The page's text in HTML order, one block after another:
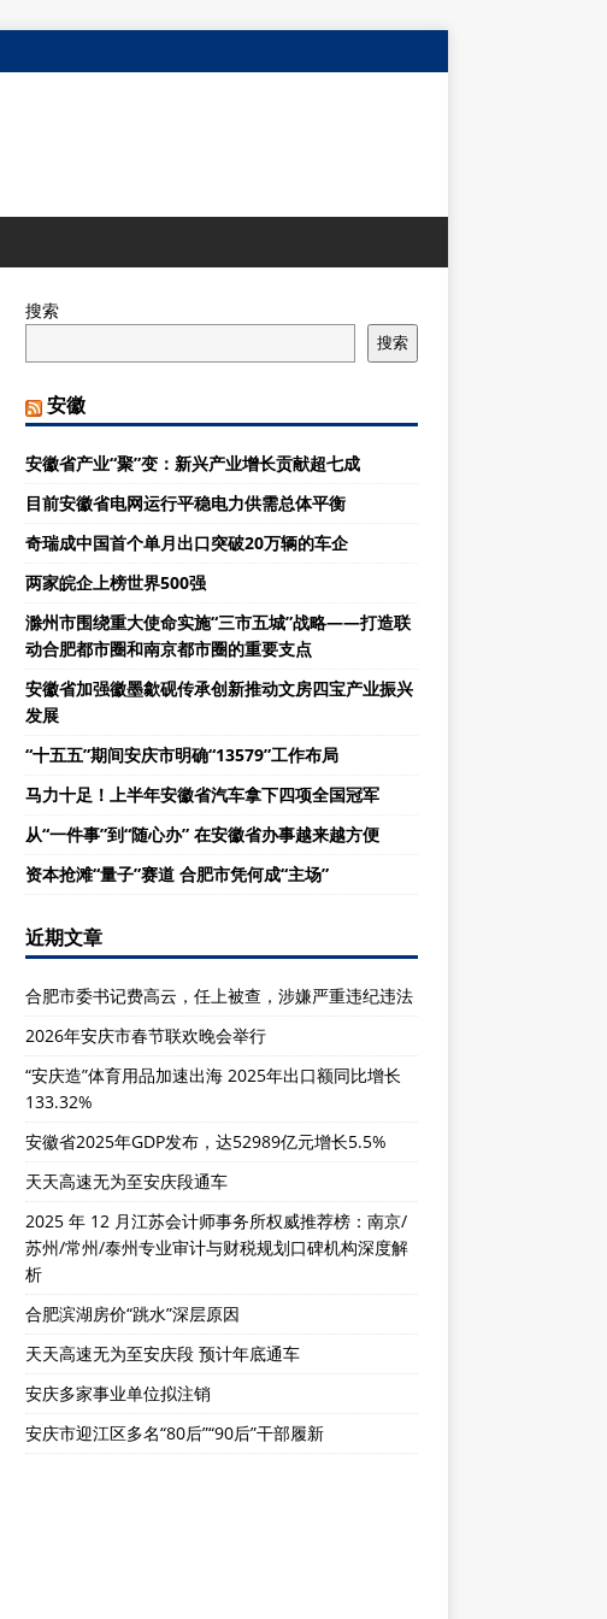
搜索
搜索
安徽
安徽省产业“聚”变：新兴产业增长贡献超七成
目前安徽省电网运行平稳电力供需总体平衡
奇瑞成中国首个单月出口突破20万辆的车企
两家皖企上榜世界500强
滁州市围绕重大使命实施“三市五城”战略——打造联
动合肥都市圈和南京都市圈的重要支点
安徽省加强徽墨歙砚传承创新推动文房四宝产业振兴
发展
“十五五”期间安庆市明确“13579”工作布局
马力十足！上半年安徽省汽车拿下四项全国冠军
从“一件事”到“随心办” 在安徽省办事越来越方便
资本抢滩“量子”赛道 合肥市凭何成“主场”
近期文章
合肥市委书记费高云，任上被查，涉嫌严重违纪违法
2026年安庆市春节联欢晚会举行
“安庆造”体育用品加速出海 2025年出口额同比增长
133.32%
安徽省2025年GDP发布，达52989亿元增长5.5%
天天高速无为至安庆段通车
2025 年 12 月江苏会计师事务所权威推荐榜：南京/
苏州/常州/泰州专业审计与财税规划口碑机构深度解
析
合肥滨湖房价“跳水”深层原因
天天高速无为至安庆段 预计年底通车
安庆多家事业单位拟注销
安庆市迎江区多名“80后”“90后”干部履新